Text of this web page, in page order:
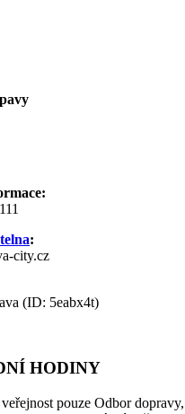
:
city.cz
(ID: 5eabx4t)
HODINY
pouze Odbor